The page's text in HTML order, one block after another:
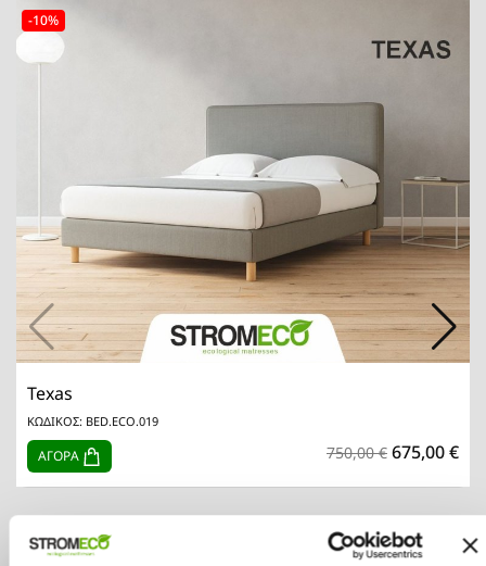
Texas
ΚΩΔΙΚΟΣ: BED.ECO.019
ΑΓΟΡΑ 750,00 € 675,00 €
-10%